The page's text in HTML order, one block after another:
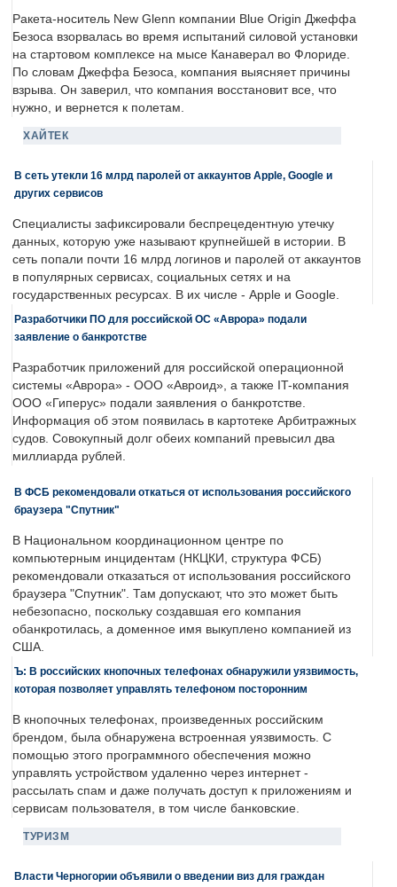
Ракета-носитель New Glenn компании Blue Origin Джеффа
Безоса взорвалась во время испытаний силовой установки
на стартовом комплексе на мысе Канаверал во Флориде.
По словам Джеффа Безоса, компания выясняет причины
взрыва. Он заверил, что компания восстановит все, что
нужно, и вернется к полетам.
ХАЙТЕК
В сеть утекли 16 млрд паролей от аккаунтов Apple, Google и
других сервисов
Специалисты зафиксировали беспрецедентную утечку
данных, которую уже называют крупнейшей в истории. В
сеть попали почти 16 млрд логинов и паролей от аккаунтов
в популярных сервисах, социальных сетях и на
государственных ресурсах. В их числе - Apple и Google.
Разработчики ПО для российской ОС «Аврора» подали
заявление о банкротстве
Разработчик приложений для российской операционной
системы «Аврора» - ООО «Авроид», а также IT-компания
ООО «Гиперус» подали заявления о банкротстве.
Информация об этом появилась в картотеке Арбитражных
судов. Совокупный долг обеих компаний превысил два
миллиарда рублей.
В ФСБ рекомендовали откаться от использования российского
браузера "Спутник"
В Национальном координационном центре по
компьютерным инцидентам (НКЦКИ, структура ФСБ)
рекомендовали отказаться от использования российского
браузера "Спутник". Там допускают, что это может быть
небезопасно, поскольку создавшая его компания
обанкротилась, а доменное имя выкуплено компанией из
США.
Ъ: В российских кнопочных телефонах обнаружили уязвимость,
которая позволяет управлять телефоном посторонним
В кнопочных телефонах, произведенных российским
брендом, была обнаружена встроенная уязвимость. С
помощью этого программного обеспечения можно
управлять устройством удаленно через интернет -
рассылать спам и даже получать доступ к приложениям и
сервисам пользователя, в том числе банковские.
ТУРИЗМ
Власти Черногории объявили о введении виз для граждан